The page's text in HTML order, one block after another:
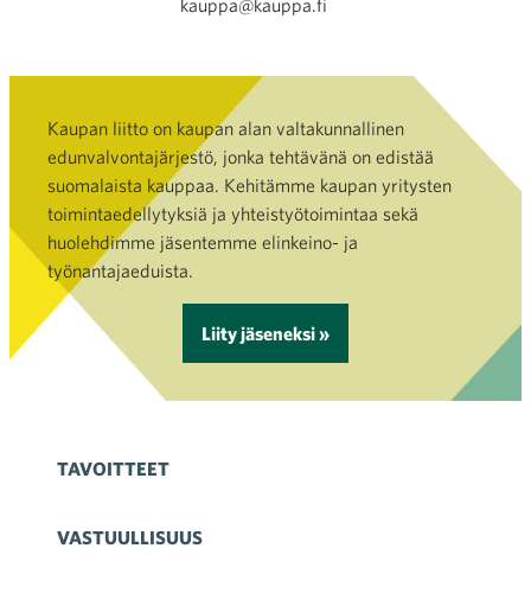
kauppa@kauppa.fi
Kaupan liitto on kaupan alan valtakunnallinen
edunvalvontajärjestö, jonka tehtävänä on edistää
suomalaista kauppaa. Kehitämme kaupan yritysten
toimintaedellytyksiä ja yhteistyötoimintaa sekä
huolehdimme jäsentemme elinkeino- ja
työnantajaeduista.
Liity jäseneksi »
TAVOITTEET
VASTUULLISUUS